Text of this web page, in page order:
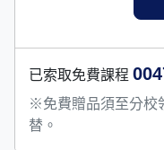
已索取免費課程
※免費贈品須至分校
替。